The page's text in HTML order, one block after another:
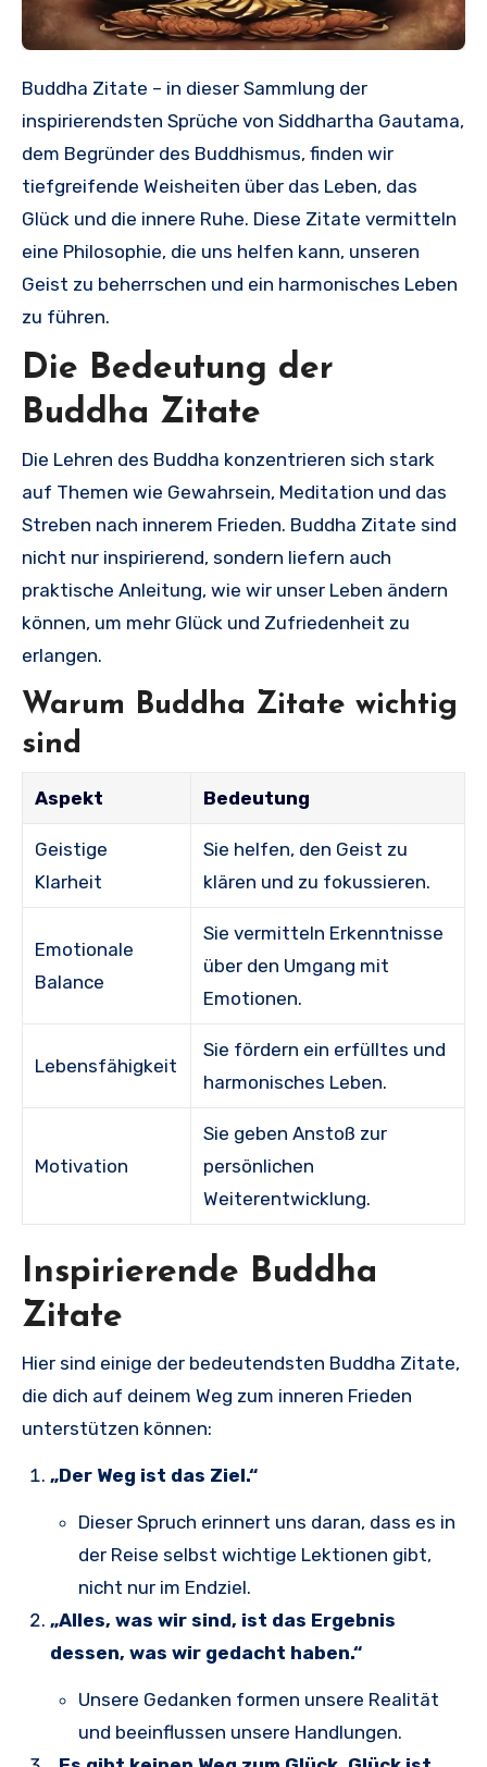
Buddha Zitate – in dieser Sammlung der
inspirierendsten Sprüche von Siddhartha Gautama,
dem Begründer des Buddhismus, finden wir
tiefgreifende Weisheiten über das Leben, das
Glück und die innere Ruhe. Diese Zitate vermitteln
eine Philosophie, die uns helfen kann, unseren
Geist zu beherrschen und ein harmonisches Leben
zu führen.
Die Bedeutung der
Buddha Zitate
Die Lehren des Buddha konzentrieren sich stark
auf Themen wie Gewahrsein, Meditation und das
Streben nach innerem Frieden. Buddha Zitate sind
nicht nur inspirierend, sondern liefern auch
praktische Anleitung, wie wir unser Leben ändern
können, um mehr Glück und Zufriedenheit zu
erlangen.
Warum Buddha Zitate wichtig
sind
Aspekt Bedeutung
Geistige
Klarheit
Sie helfen, den Geist zu
klären und zu fokussieren.
Emotionale
Balance
Sie vermitteln Erkenntnisse
über den Umgang mit
Emotionen.
Lebensfähigkeit
Sie fördern ein erfülltes und
harmonisches Leben.
Motivation
Sie geben Anstoß zur
persönlichen
Weiterentwicklung.
Inspirierende Buddha
Zitate
Hier sind einige der bedeutendsten Buddha Zitate,
die dich auf deinem Weg zum inneren Frieden
unterstützen können:
„Der Weg ist das Ziel.“
Dieser Spruch erinnert uns daran, dass es in
der Reise selbst wichtige Lektionen gibt,
nicht nur im Endziel.
„Alles, was wir sind, ist das Ergebnis
dessen, was wir gedacht haben.“
Unsere Gedanken formen unsere Realität
und beeinflussen unsere Handlungen.